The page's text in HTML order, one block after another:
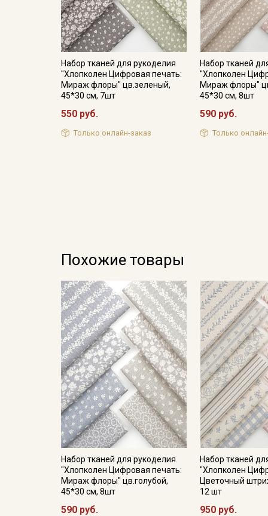
Набор тканей для рукоделия
"Хлопколен Цифровая печать:
Мираж флоры" цв.зеленый,
45*30 см, 7шт
550 руб.
Только онлайн-заказ
Набор тканей
"Хлопколен
Мираж флоры"
45*30 см, 8шт
590 руб.
Только
Похожие товары
Набор тканей для рукоделия
"Хлопколен Цифровая печать:
Мираж флоры" цв.голубой,
45*30 см, 8шт
590 руб.
Набор тканей
"Хлопколен
Цветочный
12 шт
950 руб.